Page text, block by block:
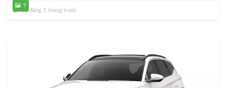
7
Đã đăng 3 tháng trước